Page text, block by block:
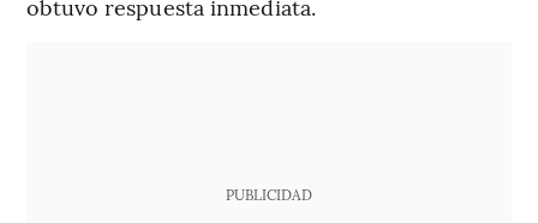
obtuvo respuesta inmediata.
PUBLICIDAD